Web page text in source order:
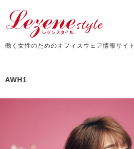
働く女性のためのオフィスウェア情報サイト
AWH1